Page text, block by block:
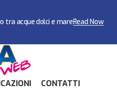
tra acque dolci e mareRead Now
CONTATTI